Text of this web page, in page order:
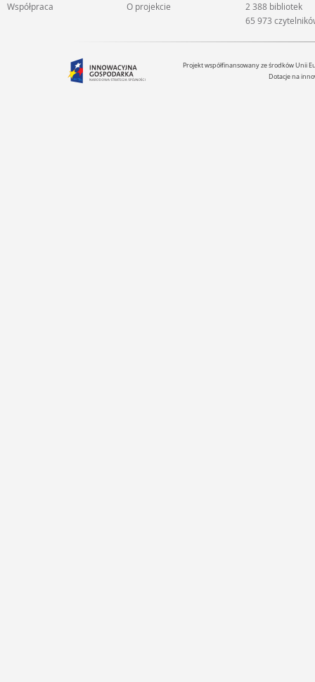
Współpraca
O projekcie
2 388 bibliotek
65 973
Projekt współfinansowany ze środków Unii
Dotacje na